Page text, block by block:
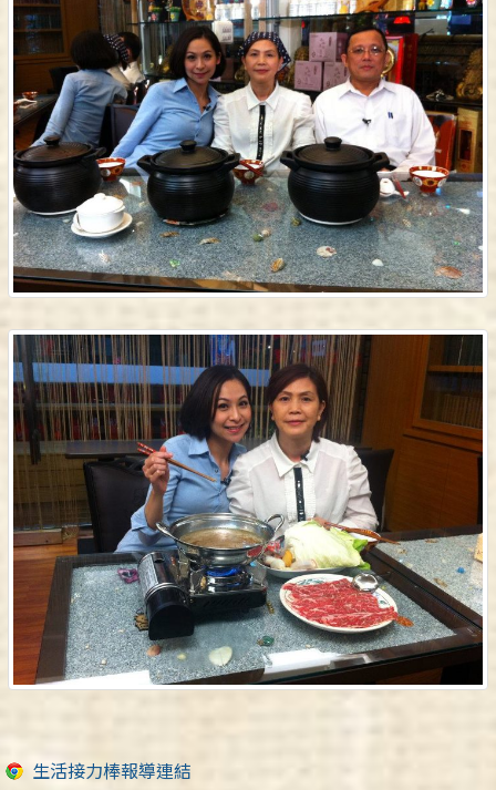
生活接力棒報導連結